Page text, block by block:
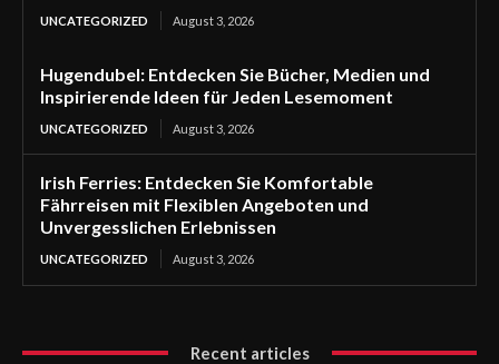
UNCATEGORIZED August 3, 2026
Hugendubel: Entdecken Sie Bücher, Medien und
Inspirierende Ideen für Jeden Lesemoment
UNCATEGORIZED August 3, 2026
Irish Ferries: Entdecken Sie Komfortable
Fährreisen mit Flexiblen Angeboten und
Unvergesslichen Erlebnissen
UNCATEGORIZED August 3, 2026
Recent articles